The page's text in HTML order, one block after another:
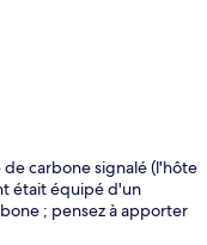
carbone signalé (l'hôte
était équipé d'un
; pensez à apporter